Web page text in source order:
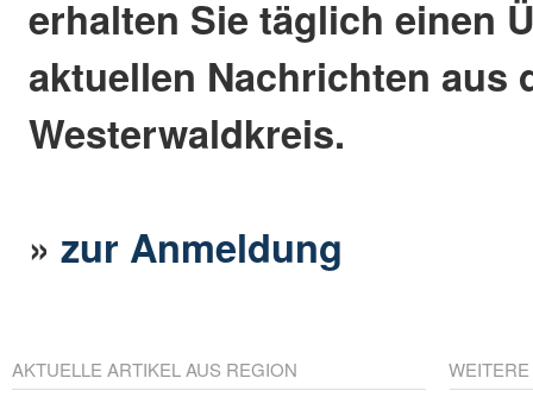
erhalten Sie täglich einen
aktuellen Nachrichten aus
Westerwaldkreis.
»zur Anmeldung
AKTUELLE ARTIKEL AUS REGION